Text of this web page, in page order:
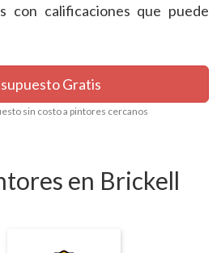
con calificaciones que puede
Gratis
sin costo a pintores cercanos
en Brickell